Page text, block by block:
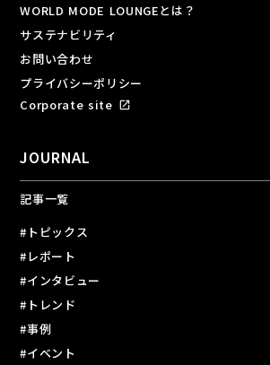
JOURNAL
記事一覧
#トピックス
#レポート
#インタビュー
#トレンド
#事例
#イベント
WORLD MODE LOUNGEとは？
サステナビリティ
お問い合わせ
プライバシーポリシー
Corporate site open_in_new